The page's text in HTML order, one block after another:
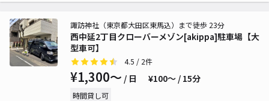
西中延2丁目クローバーメゾン[akippa]駐車場【大
型車可】
諏訪神社（東京都大田区東馬込）まで徒歩 23分
4.5 / 2件
¥1,300〜 / 日 ¥100〜 / 15分
時間貸し可